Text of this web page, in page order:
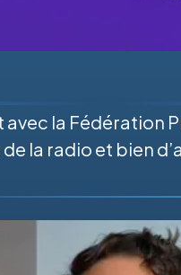
la Fédération
la radio et bien